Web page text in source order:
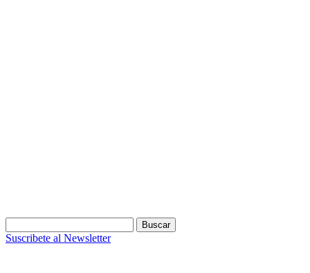
Suscribete al Newsletter